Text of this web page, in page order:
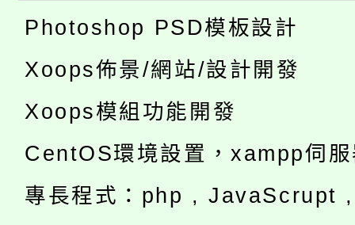
Photoshop PSD模板設計
Xoops佈景/網站/設計開發
Xoops模組功能開發
CentOS環境設置，xampp伺
專長程式：php , JavaScrupt